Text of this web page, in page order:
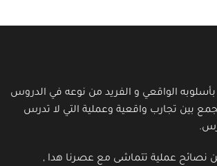
الواقعي و الفريد من نوعه في الدروس
تجمع بين تجارب واقعية وعملية التي لا تدرس
نصائح عملية تتماشى مع عصرنا هدا ,